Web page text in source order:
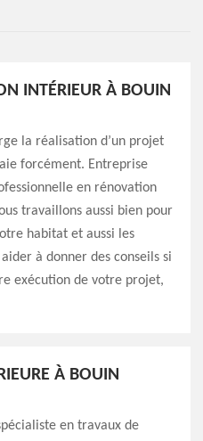
INTÉRIEUR À BOUIN
la réalisation d’un projet
forcément. Entreprise
en rénovation
travaillons aussi bien pour
habitat et aussi les
à donner des conseils si
exécution de votre projet,
À BOUIN
en travaux de